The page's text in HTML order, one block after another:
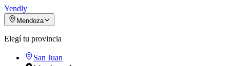
Yendly
Mendoza
Elegí tu provincia
San Juan